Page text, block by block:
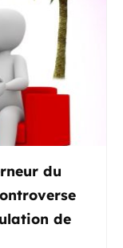
du
de